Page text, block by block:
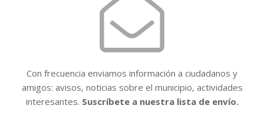
Con frecuencia enviamos información a ciudadanos y
amigos: avisos, noticias sobre el municipio, actividades
interesantes. Suscríbete a nuestra lista de envío.